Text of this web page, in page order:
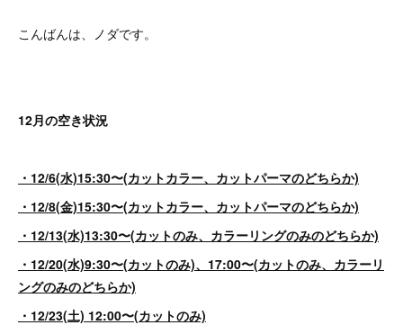
こんばんは、ノダです。
12月の空き状況
・12/6(水)15:30〜(カットカラー、カットパーマのどちらか)
・12/8(金)15:30〜(カットカラー、カットパーマのどちらか)
・12/13(水)13:30〜(カットのみ、カラーリングのみのどちらか)
・12/20(水)9:30〜(カットのみ)、17:00〜(カットのみ、カラーリ
ングのみのどちらか)
・12/23(土) 12:00〜(カットのみ)